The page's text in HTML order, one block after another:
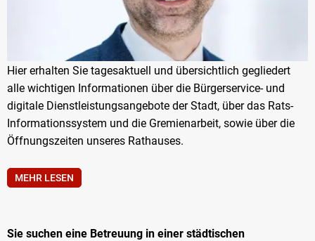
Hier erhalten Sie tagesaktuell und übersichtlich gegliedert
alle wichtigen Informationen über die Bürgerservice- und
digitale Dienstleistungsangebote der Stadt, über das Rats-
Informationssystem und die Gremienarbeit, sowie über die
Öffnungszeiten unseres Rathauses.
MEHR LESEN
Sie suchen eine Betreuung in einer städtischen